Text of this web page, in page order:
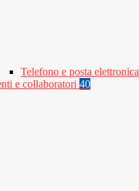
Telefono e posta elettronica
e collaboratori 40